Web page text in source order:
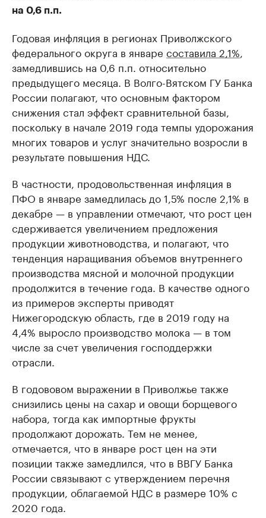
на 0,6 п.п.
Годовая инфляция в регионах Приволжского
федерального округа в январе составила 2,1%,
замедлившись на 0,6 п.п. относительно
предыдущего месяца. В Волго-Вятском ГУ Банка
России полагают, что основным фактором
снижения стал эффект сравнительной базы,
поскольку в начале 2019 года темпы удорожания
многих товаров и услуг значительно возросли в
результате повышения НДС.
В частности, продовольственная инфляция в
ПФО в январе замедлилась до 1,5% после 2,1% в
декабре — в управлении отмечают, что рост цен
сдерживается увеличением предложения
продукции животноводства, и полагают, что
тенденция наращивания объемов внутреннего
производства мясной и молочной продукции
продолжится в течение года. В качестве одного
из примеров эксперты приводят
Нижегородскую область, где в 2019 году на
4,4% выросло производство молока — в том
числе за счет увеличения господдержки
отрасли.
В годововом выражении в Приволжье также
снизились цены на сахар и овощи борщевого
набора, тогда как импортные фрукты
продолжают дорожать. Тем не менее,
отмечается, что в январе рост цен на эти
позиции также замедлился, что в ВВГУ Банка
России связывают с утверждением перечня
продукции, облагаемой НДС в размере 10% с
2020 года.